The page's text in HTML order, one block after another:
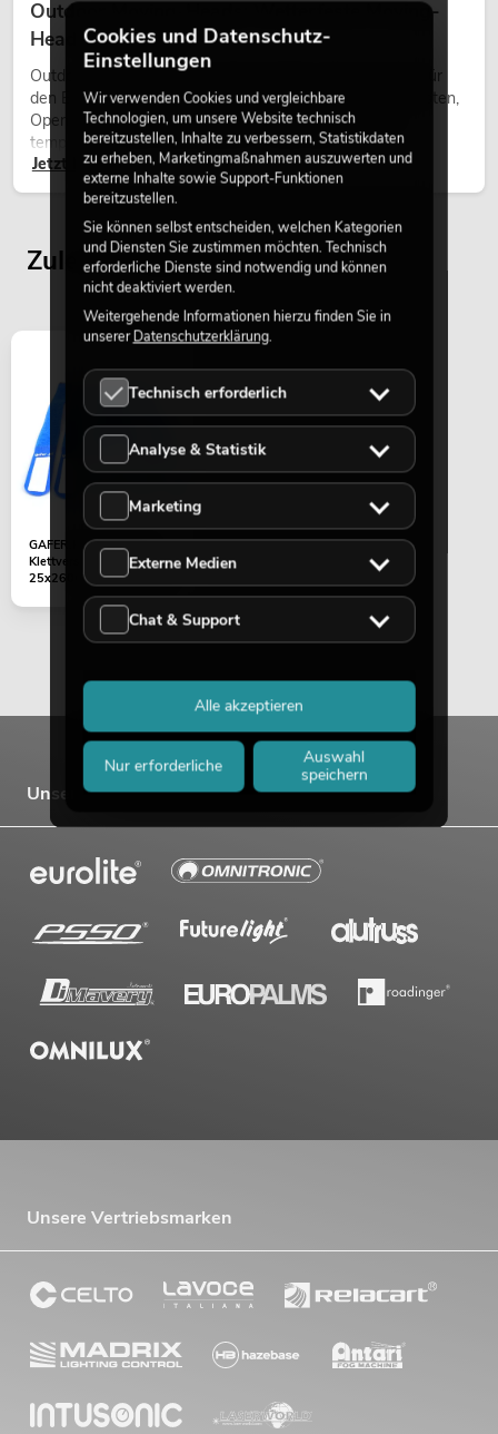
Outdoor Moving-Heads: Wetterfeste Moving-
Heads bei Events
Outdoor Moving-Heads sind bewegliche Scheinwerfer für
den Einsatz im Freien. Sie werden bei Festivals, Stadtfesten,
Open-Air-Konzerten, Architekturinszenierungen und
temporären Außeninstallationen eingesetzt.
Jetzt lesen
Zuletzt angesehene Artikel
GAFER.PL Kabelbinder
Klettverschluss
25x260mm 5er Pack blau
Unsere Marken
Unsere Vertriebsmarken
Cookies und Datenschutz-
Einstellungen
Wir verwenden Cookies und vergleichbare
Technologien, um unsere Website technisch
bereitzustellen, Inhalte zu verbessern, Statistikdaten
zu erheben, Marketingmaßnahmen auszuwerten und
externe Inhalte sowie Support-Funktionen
bereitzustellen.
Sie können selbst entscheiden, welchen Kategorien
und Diensten Sie zustimmen möchten. Technisch
erforderliche Dienste sind notwendig und können
nicht deaktiviert werden.
Weitergehende Informationen hierzu finden Sie in
unsererDatenschutzerklärung.
Technisch erforderlich
Analyse & Statistik
Marketing
Externe Medien
Chat & Support
Nur erforderliche
Auswahl
speichern
Alle akzeptieren